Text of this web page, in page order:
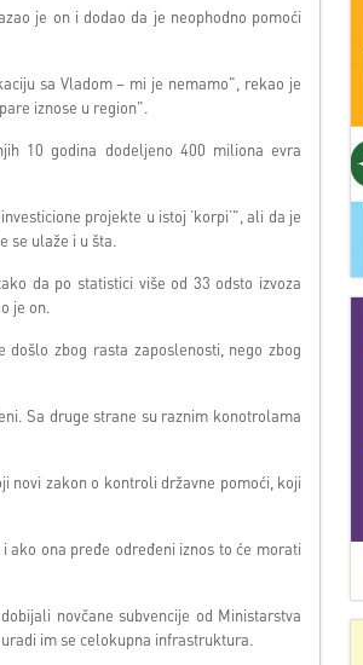
je on i dodao da je neophodno pomoći
sa Vladom – mi je nemamo", rekao je
iznose u region".
10 godina dodeljeno 400 miliona evra
projekte u istoj ’korpi’", ali da je
se ulaže i u šta.
da po statistici više od 33 odsto izvoza
je on.
zbog rasta zaposlenosti, nego zbog
Sa druge strane su raznim konotrolama
novi zakon o kontroli državne pomoći, koji
ako ona pređe određeni iznos to će morati
novčane subvencije od Ministarstva
im se celokupna infrastruktura.